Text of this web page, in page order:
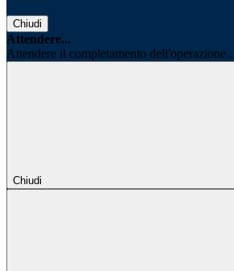
Chiudi
Attendere...
Attendere il completamento dell'operazione...
Chiudi